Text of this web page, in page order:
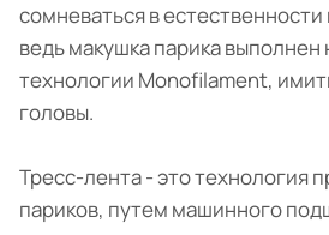
сомневаться в
ведь макушка парика выполнен
технологии Monofilament,
головы.
Тресс-лента - это технология
париков, путем машинного